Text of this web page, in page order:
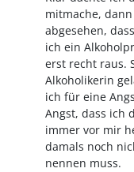
mitmache,
abgesehen,
ich ein
erst recht raus.
Alkoholikerin
ich für eine
Angst, dass ich
immer vor mir
damals noch
nennen muss.